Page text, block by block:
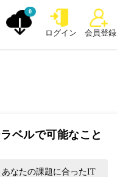
0
ログイン 会員登録
ベルで可能なこと
あなたの課題に合ったIT